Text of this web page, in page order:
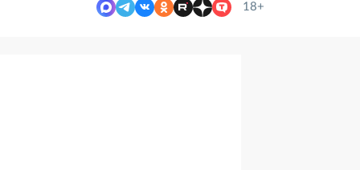
18+